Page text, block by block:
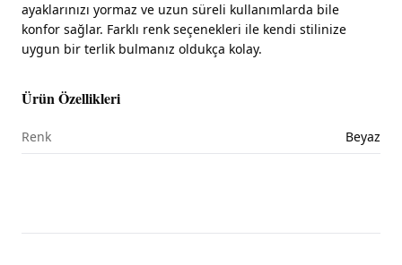
ayaklarınızı yormaz ve uzun süreli kullanımlarda bile
konfor sağlar. Farklı renk seçenekleri ile kendi stilinize
uygun bir terlik bulmanız oldukça kolay.
Ürün Özellikleri
Renk Beyaz